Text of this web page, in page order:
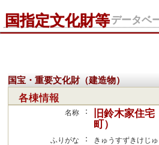
国指定文化財等データベ
国宝・重要文化財（建造物）
各棟情報
名称 ：
旧鈴木家住
町）
ふりがな ：
きゅうすずきけじゅ